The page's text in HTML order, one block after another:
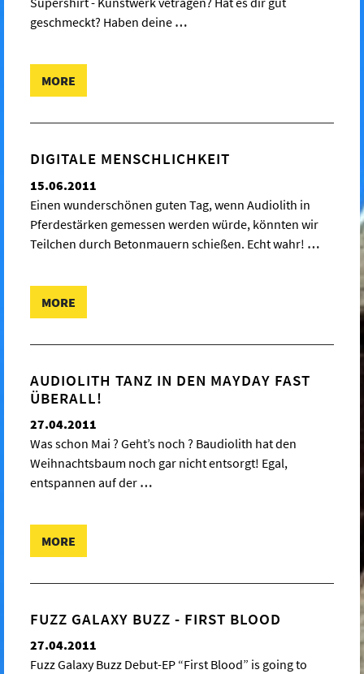
geschmeckt? Haben deine …
MORE
DIGITALE MENSCHLICHKEIT
15.06.2011
Einen wunderschönen guten Tag, wenn Audiolith in
Pferdestärken gemessen werden würde, könnten wir
Teilchen durch Betonmauern schießen. Echt wahr! …
MORE
AUDIOLITH TANZ IN DEN MAYDAY FAST
ÜBERALL!
27.04.2011
Was schon Mai ? Geht’s noch ? Baudiolith hat den
Weihnachtsbaum noch gar nicht entsorgt! Egal,
entspannen auf der …
MORE
FUZZ GALAXY BUZZ - FIRST BLOOD
27.04.2011
Fuzz Galaxy Buzz Debut-EP “First Blood” is going to